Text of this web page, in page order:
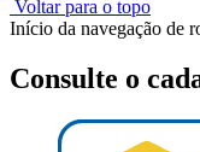
Voltar para o topo
Início da navegação de
Consulte o